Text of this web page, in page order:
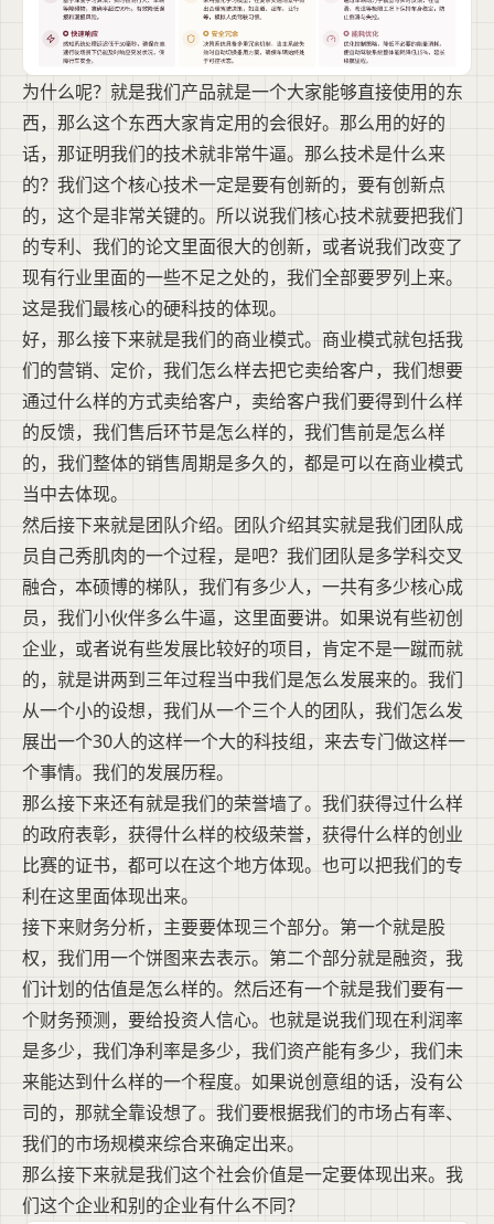
为什么呢？就是我们产品就是一个大家能够直接使用的东
西，那么这个东西大家肯定用的会很好。那么用的好的
话，那证明我们的技术就非常牛逼。那么技术是什么来
的？我们这个核心技术一定是要有创新的，要有创新点
的，这个是非常关键的。所以说我们核心技术就要把我们
的专利、我们的论文里面很大的创新，或者说我们改变了
现有行业里面的一些不足之处的，我们全部要罗列上来。
这是我们最核心的硬科技的体现。
好，那么接下来就是我们的商业模式。商业模式就包括我
们的营销、定价，我们怎么样去把它卖给客户，我们想要
通过什么样的方式卖给客户，卖给客户我们要得到什么样
的反馈，我们售后环节是怎么样的，我们售前是怎么样
的，我们整体的销售周期是多久的，都是可以在商业模式
当中去体现。
然后接下来就是团队介绍。团队介绍其实就是我们团队成
员自己秀肌肉的一个过程，是吧？我们团队是多学科交叉
融合，本硕博的梯队，我们有多少人，一共有多少核心成
员，我们小伙伴多么牛逼，这里面要讲。如果说有些初创
企业，或者说有些发展比较好的项目，肯定不是一蹴而就
的，就是讲两到三年过程当中我们是怎么发展来的。我们
从一个小的设想，我们从一个三个人的团队，我们怎么发
展出一个30人的这样一个大的科技组，来去专门做这样一
个事情。我们的发展历程。
那么接下来还有就是我们的荣誉墙了。我们获得过什么样
的政府表彰，获得什么样的校级荣誉，获得什么样的创业
比赛的证书，都可以在这个地方体现。也可以把我们的专
利在这里面体现出来。
接下来财务分析，主要要体现三个部分。第一个就是股
权，我们用一个饼图来去表示。第二个部分就是融资，我
们计划的估值是怎么样的。然后还有一个就是我们要有一
个财务预测，要给投资人信心。也就是说我们现在利润率
是多少，我们净利率是多少，我们资产能有多少，我们未
来能达到什么样的一个程度。如果说创意组的话，没有公
司的，那就全靠设想了。我们要根据我们的市场占有率、
我们的市场规模来综合来确定出来。
那么接下来就是我们这个社会价值是一定要体现出来。我
们这个企业和别的企业有什么不同？